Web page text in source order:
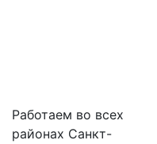
Работаем во всех
районах Санкт-